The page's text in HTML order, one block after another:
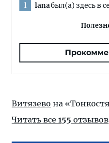
l lanaбыл(а) здесь в
Витязево на
Читать все 155 отзывов